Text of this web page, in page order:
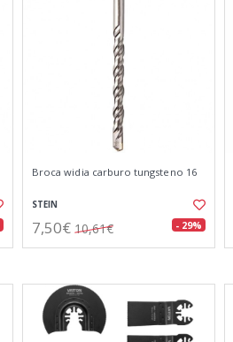
Broca widia carburo tungsteno 16
STEIN
7,50€ 10,61€ - 29%